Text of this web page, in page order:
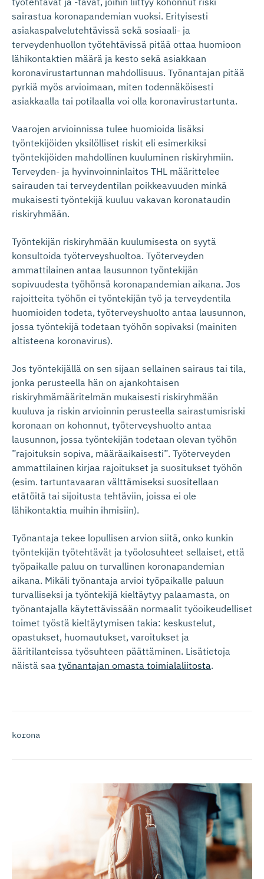
sairastua koronapandemian vuoksi. Erityisesti
asiakaspalvelutehtävissä sekä sosiaali- ja
terveydenhuollon työtehtävissä pitää ottaa huomioon
lähikontaktien määrä ja kesto sekä asiakkaan
koronavirustartunnan mahdollisuus. Työnantajan pitää
pyrkiä myös arvioimaan, miten todennäköisesti
asiakkaalla tai potilaalla voi olla koronavirustartunta.
Vaarojen arvioinnissa tulee huomioida lisäksi
työntekijöiden yksilölliset riskit eli esimerkiksi
työntekijöiden mahdollinen kuuluminen riskiryhmiin.
Terveyden- ja hyvinvoinninlaitos THL määrittelee
sairauden tai terveydentilan poikkeavuuden minkä
mukaisesti työntekijä kuuluu vakavan koronataudin
riskiryhmään.
Työntekijän riskiryhmään kuulumisesta on syytä
konsultoida työterveyshuoltoa. Työterveyden
ammattilainen antaa lausunnon työntekijän
sopivuudesta työhönsä koronapandemian aikana. Jos
rajoitteita työhön ei työntekijän työ ja terveydentila
huomioiden todeta, työterveyshuolto antaa lausunnon,
jossa työntekijä todetaan työhön sopivaksi (mainiten
altisteena koronavirus).
Jos työntekijällä on sen sijaan sellainen sairaus tai tila,
jonka perusteella hän on ajankohtaisen
riskiryhmämääritelmän mukaisesti riskiryhmään
kuuluva ja riskin arvioinnin perusteella sairastumisriski
koronaan on kohonnut, työterveyshuolto antaa
lausunnon, jossa työntekijän todetaan olevan työhön
”rajoituksin sopiva, määräaikaisesti”. Työterveyden
ammattilainen kirjaa rajoitukset ja suositukset työhön
(esim. tartuntavaaran välttämiseksi suositellaan
etätöitä tai sijoitusta tehtäviin, joissa ei ole
lähikontaktia muihin ihmisiin).
Työnantaja tekee lopullisen arvion siitä, onko kunkin
työntekijän työtehtävät ja työolosuhteet sellaiset, että
työpaikalle paluu on turvallinen koronapandemian
aikana. Mikäli työnantaja arvioi työpaikalle paluun
turvalliseksi ja työntekijä kieltäytyy palaamasta, on
työnantajalla käytettävissään normaalit työoikeudelliset
toimet työstä kieltäytymisen takia: keskustelut,
opastukset, huomautukset, varoitukset ja
ääritilanteissa työsuhteen päättäminen. Lisätietoja
näistä saa työnantajan omasta toimialaliitosta.
korona